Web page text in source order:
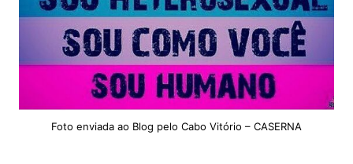
Foto enviada ao Blog pelo Cabo Vitório – CASERNA